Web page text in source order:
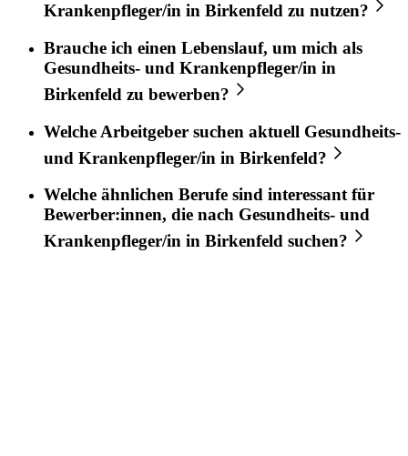
Krankenpfleger/in in Birkenfeld zu nutzen?
Brauche ich einen Lebenslauf, um mich als
Gesundheits- und Krankenpfleger/in in
Birkenfeld zu bewerben?
Welche Arbeitgeber suchen aktuell Gesundheits-
und Krankenpfleger/in in Birkenfeld?
Welche ähnlichen Berufe sind interessant für
Bewerber:innen, die nach Gesundheits- und
Krankenpfleger/in in Birkenfeld suchen?